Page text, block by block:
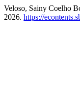
Veloso, Sainy Coelho
2026. https://